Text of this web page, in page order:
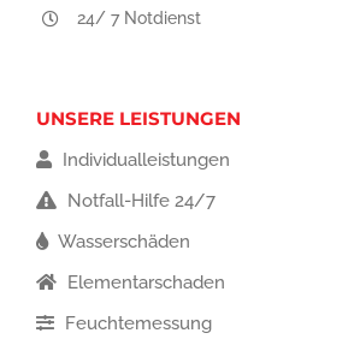
24/ 7 Notdienst
UNSERE LEISTUNGEN
Individualleistungen
Notfall-Hilfe 24/7
Wasserschäden
Elementarschaden
Feuchtemessung